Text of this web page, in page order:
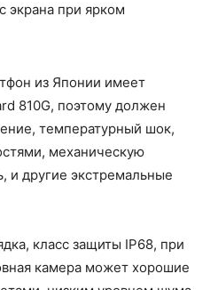
экрана при ярком
из Японии имеет
810G, поэтому должен
температурный шок,
механическую
и другие экстремальные
класс защиты IP68, при
камера может хорошие